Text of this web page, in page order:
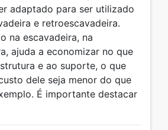
adaptado para ser utilizado
e retroescavadeira.
na escavadeira, na
ajuda a economizar no que
e ao suporte, o que
dele seja menor do que
É importante destacar